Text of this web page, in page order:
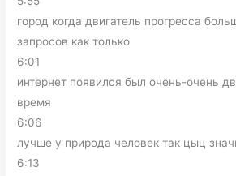
город когда двигатель прогресса
запросов как только
6:01
интернет появился был очень-очень
время
6:06
лучше у природа человек так цыц
6:13